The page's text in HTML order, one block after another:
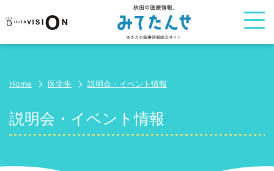
Home 医学生 説明会・イベント情報
説明会・イベント情報